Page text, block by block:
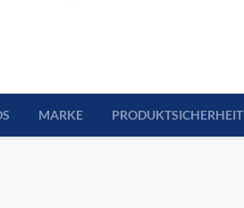
MARKE PRODUKTSICHERHEIT